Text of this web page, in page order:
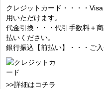
クレジットカード・・・・
用いただけます。
代金引換・・・代引手数料＋
払いください。
銀行振込【前払い】・・・ご
>>詳細はコチラ